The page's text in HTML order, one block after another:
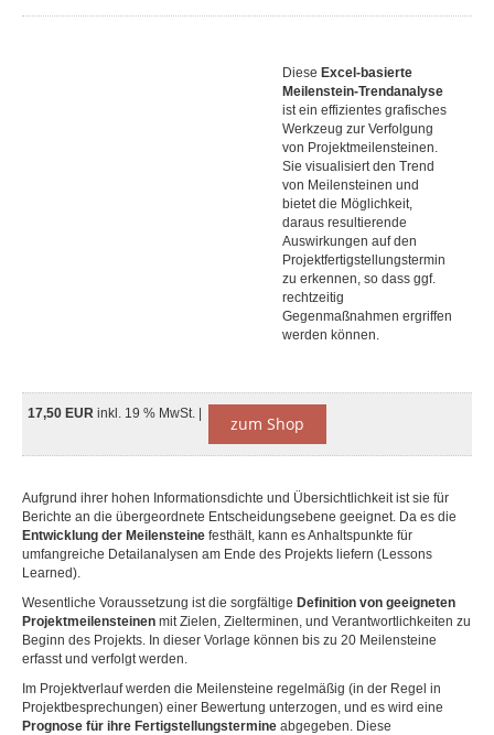
Diese Excel-basierte
Meilenstein-Trendanalyse
ist ein effizientes grafisches
Werkzeug zur Verfolgung
von Projektmeilensteinen.
Sie visualisiert den Trend
von Meilensteinen und
bietet die Möglichkeit,
daraus resultierende
Auswirkungen auf den
Projektfertigstellungstermin
zu erkennen, so dass ggf.
rechtzeitig
Gegenmaßnahmen ergriffen
werden können.
17,50 EUR inkl. 19 % MwSt. | zum Shop
Aufgrund ihrer hohen Informationsdichte und Übersichtlichkeit ist sie für
Berichte an die übergeordnete Entscheidungsebene geeignet. Da es die
Entwicklung der Meilensteine festhält, kann es Anhaltspunkte für
umfangreiche Detailanalysen am Ende des Projekts liefern (Lessons
Learned).
Wesentliche Voraussetzung ist die sorgfältige Definition von geeigneten
Projektmeilensteinen mit Zielen, Zielterminen, und Verantwortlichkeiten zu
Beginn des Projekts. In dieser Vorlage können bis zu 20 Meilensteine
erfasst und verfolgt werden.
Im Projektverlauf werden die Meilensteine regelmäßig (in der Regel in
Projektbesprechungen) einer Bewertung unterzogen, und es wird eine
Prognose für ihre Fertigstellungstermine abgegeben. Diese